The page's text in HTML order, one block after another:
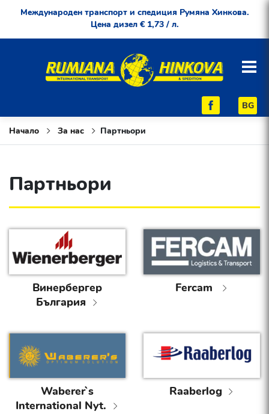
Международен транспорт и спедиция Румяна Хинкова.
Цена дизел € 1,73 / л.
BG
Начало За нас Партньори
Партньори
Винербергер
България
Fercam
Waberer`s
International Nyt.
Raaberlog